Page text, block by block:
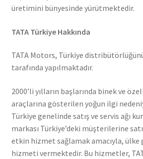
üretimini bünyesinde yürütmektedir.
TATA Türkiye Hakkında
TATA Motors, Türkiye
tarafında yapılmaktadır.
2000’li yılların başlarında binek ve
araçlarına gösterilen yoğun ilgi
Türkiye genelinde satış ve servis ağı
markası Türkiye’deki müşterilerine
etkin hizmet sağlamak amacıyla, ülke
hizmeti vermektedir. Bu hizmetler,